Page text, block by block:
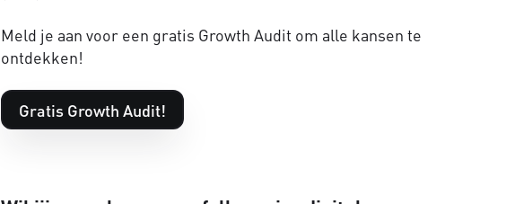
Meld je aan voor een gratis Growth Audit om alle kansen te
ontdekken!
Gratis Growth Audit!